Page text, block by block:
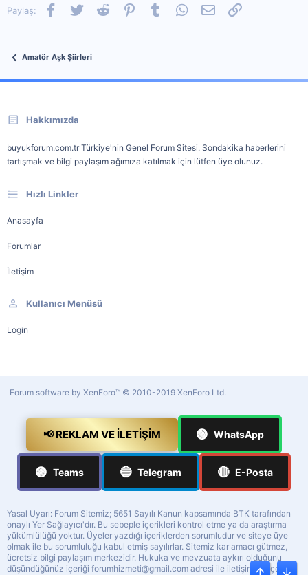
Paylaş: Facebook
TwitterReddit PinterestTumblrWhatsApp
E-postaLink
Amatör Aşk Şiirleri
Hakkımızda
buyukforum.com.tr Türkiye'nin Genel Forum Sitesi. Sondakika haberlerini
tartışmak ve bilgi paylaşım ağımıza katılmak için lütfen üye olunuz.
Hızlı Linkler
Anasayfa
Forumlar
İletişim
Kullanıcı Menüsü
Login
Forum software by XenForo™ © 2010-2019 XenForo Ltd.
📢 REKLAM VE İLETIŞIM 🟢 WhatsApp
🟣 Teams 🔵 Telegram 🔴 E-Posta
Yasal Uyarı: Forum Sitemiz; 5651 Sayılı Kanun kapsamında BTK tarafından
onaylı Yer Sağlayıcı'dır. Bu sebeple içerikleri kontrol etme ya da araştırma
yükümlülüğü yoktur. Üyeler yazdığı içeriklerden sorumludur ve siteye üye
olmak ile bu sorumluluğu kabul etmiş sayılırlar. Sitemiz kar amacı gütmez,
ücretsiz bilgi paylaşım merkezidir. Hukuka ve mevzuata aykırı olduğunu
düşündüğünüz içeriği forumhizmeti@gmail.com adresi ile iletişime geçerek